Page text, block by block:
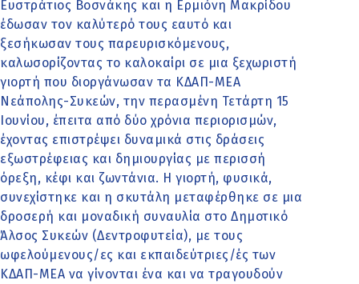
Ευστράτιος Βοσνάκης και η Ερμιόνη Μακρίδου
έδωσαν τον καλύτερό τους εαυτό και
ξεσήκωσαν τους παρευρισκόμενους,
καλωσορίζοντας το καλοκαίρι σε μια ξεχωριστή
γιορτή που διοργάνωσαν τα ΚΔΑΠ-ΜΕΑ
Νεάπολης-Συκεών, την περασμένη Τετάρτη 15
Ιουνίου, έπειτα από δύο χρόνια περιορισμών,
έχοντας επιστρέψει δυναμικά στις δράσεις
εξωστρέφειας και δημιουργίας με περισσή
όρεξη, κέφι και ζωντάνια. Η γιορτή, φυσικά,
συνεχίστηκε και η σκυτάλη μεταφέρθηκε σε μια
δροσερή και μοναδική συναυλία στο Δημοτικό
Άλσος Συκεών (Δεντροφυτεία), με τους
ωφελούμενους/ες και εκπαιδεύτριες/ές των
ΚΔΑΠ-ΜΕΑ να γίνονται ένα και να τραγουδούν